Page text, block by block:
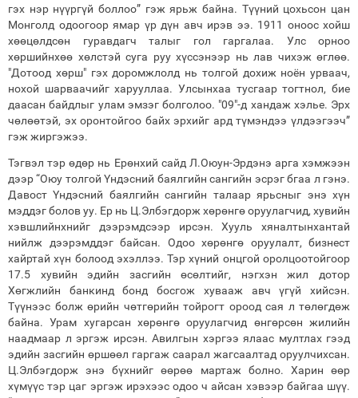
гэх нэр нүүргүй боллоо” гэж ярьж байна. Түүний цохьсон цан
Монголд одоогоор ямар үр дүн авч ирэв ээ. 1911 оноос хойш
хөөцөлдсөн гуравдагч талыг гол гаргалаа. Улс орноо
хөршийнхөө хөлстэй суга руу хүссэнээр нь лав чихэж өглөө.
"Дотоод хөрш" гэх доромжлолд нь толгой дохиж ноён урваач,
нохой шарваачийг харууллаа. Улсынхаа тусгаар тогтнол, бие
даасан байдлыг улам эмзэг болголоо. "09"-д хандаж хэлье. Эрх
чөлөөтэй, эх оронтойгоо байх эрхийг ард түмэндээ үлдээгээч”
гэж жиргэжээ.
Тэгвэл тэр өдөр нь Ерөнхий сайд Л.Оюун-Эрдэнэ арга хэмжээн
дээр “Оюу толгой Үндэсний баялгийн сангийн эсрэг бгаа л гэнэ.
Давост Үндэсний баялгийн сангийн талаар ярьсныг энэ хүн
мэддэг болов уу. Ер нь Ц.Элбэгдорж хөрөнгө оруулагчид, хувийн
хэвшлийнхнийг дээрэмдсээр ирсэн. Хууль хяналтынхантай
нийлж дээрэмддэг байсан. Одоо хөрөнгө оруулалт, бизнест
хайртай хүн болоод эхэллээ. Тэр хүний онцгой оролцоотойгоор
17.5 хувийн эдийн засгийн өсөлтийг, нэгхэн жил дотор
Хөгжлийн банкинд бонд босгож хувааж авч үгүй хийсэн.
Түүнээс болж өрийн чөтгөрийн тойрогт ороод сая л төлөгдөж
байна. Урам хугарсан хөрөнгө оруулагчид өнгөрсөн жилийн
наадмаар л эргэж ирсэн. Авилгын хэргээ ялаас мултлах гээд
эдийн засгийн өршөөл гаргаж саарал жагсаалтад оруулчихсан.
Ц.Элбэгдорж энэ бүхнийг өөрөө мартаж болно. Харин өөр
хүмүүс тэр цаг эргэж ирэхээс одоо ч айсан хэвээр байгаа шүү.